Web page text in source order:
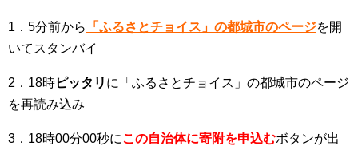
1．5分前から 「ふるさとチョイス」の都城市のページを開
いてスタンバイ
2．18時ピッタリ に「ふるさとチョイス」の都城市のページ
を再読み込み
3．18時00分00秒にこの自治体に寄附を申込むボタンが出